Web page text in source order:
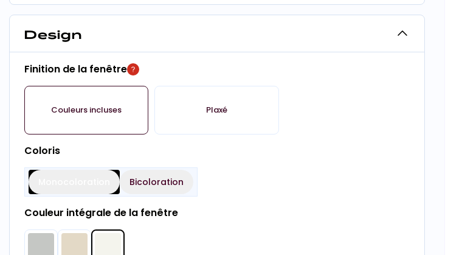
Design
Finition de la fenêtre
Couleurs incluses Plaxé
Coloris
Bicoloration
Couleur intégrale de la fenêtre